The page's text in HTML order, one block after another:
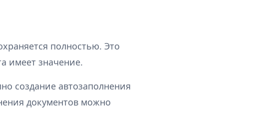
полностью. Это
имеет значение.
создание автозаполнения
документов можно